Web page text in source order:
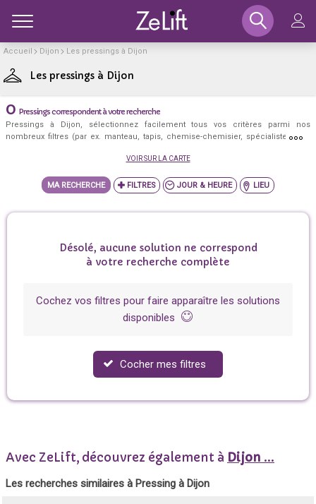
Accueil Dijon Les pressings à Dijon
Les pressings à Dijon
+ −
0 Pressings correspondent à votre recherche
Pressings à Dijon, sélectionnez facilement tous vos critères parmi nos
nombreux filtres (par ex. manteau, tapis, chemise-chemisier, spécialiste tapis,
découvrez les meilleurs pressings à Dijon qui correspondent exactement à
VOIR SUR LA CARTE
MA RECHERCHE JOUR & HEURE LIEU
Désolé, aucune solution ne correspond
à votre recherche complète
Cochez vos filtres pour faire apparaître les solutions
disponibles
Cocher mes filtres
Avec ZeLift, découvrez également à Dijon ...
Les recherches similaires à Pressing à Dijon